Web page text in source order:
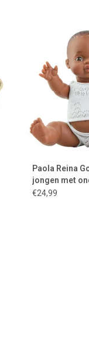
Gordi jongen
TOEVOEGEN AAN
Paola Reina
jongen met
€24,99